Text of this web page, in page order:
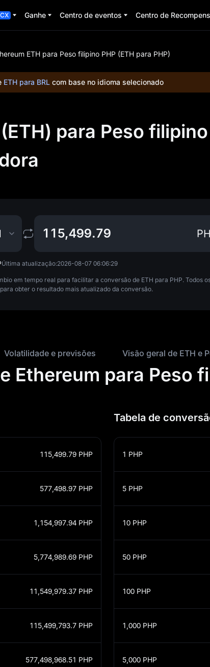
Ganhe Centro de eventos Centro de
ETH para Peso filipino PHP (ETH para PHP)
ETH para BRL com base no idioma selecionado
para Peso
Última atualização:2026-08-07 06:06:29
em tempo real para facilitar a conversão de ETH para PHP. Todos
obter o resultado mais atualizado da conversão.
Volatilidade e previsões Visão geral de ETH e
Ethereum para Peso
Tabela de
115,499.79 PHP
577,498.97 PHP
1,154,997.94 PHP
5,774,989.69 PHP
11,549,979.37 PHP
115,499,793.7 PHP
577,498,968.51 PHP
1 PHP
5 PHP
10 PHP
50 PHP
100 PHP
1,000 PHP
5,000 PHP